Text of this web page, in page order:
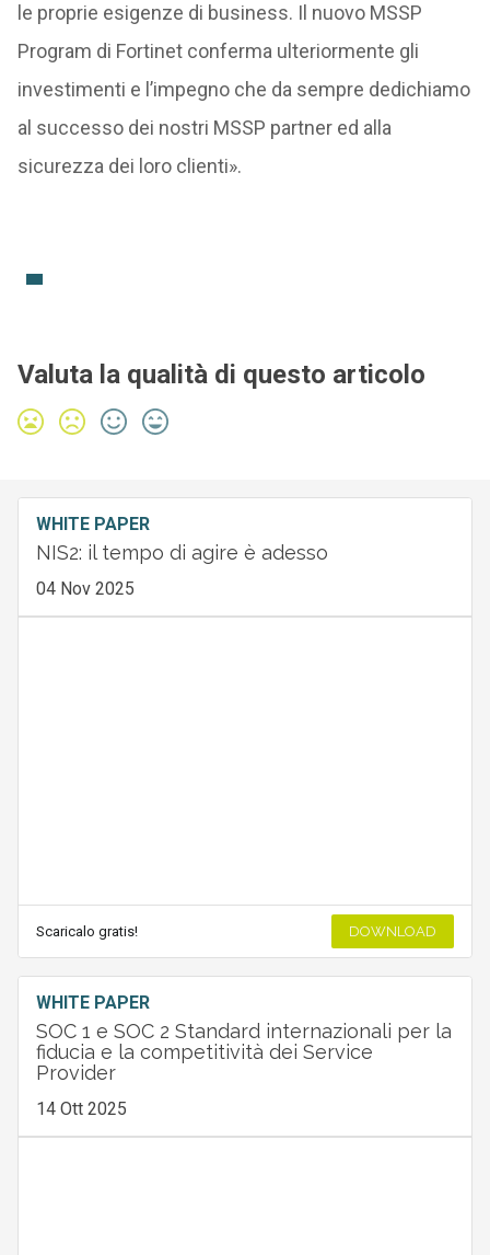
le proprie esigenze di business. Il nuovo MSSP
Program di Fortinet conferma ulteriormente gli
investimenti e l’impegno che da sempre dedichiamo
al successo dei nostri MSSP partner ed alla
sicurezza dei loro clienti».
Valuta la qualità di questo articolo
WHITE PAPER
NIS2: il tempo di agire è adesso
04 Nov 2025
Scaricalo gratis! DOWNLOAD
WHITE PAPER
SOC 1 e SOC 2 Standard internazionali per la
fiducia e la competitività dei Service
Provider
14 Ott 2025